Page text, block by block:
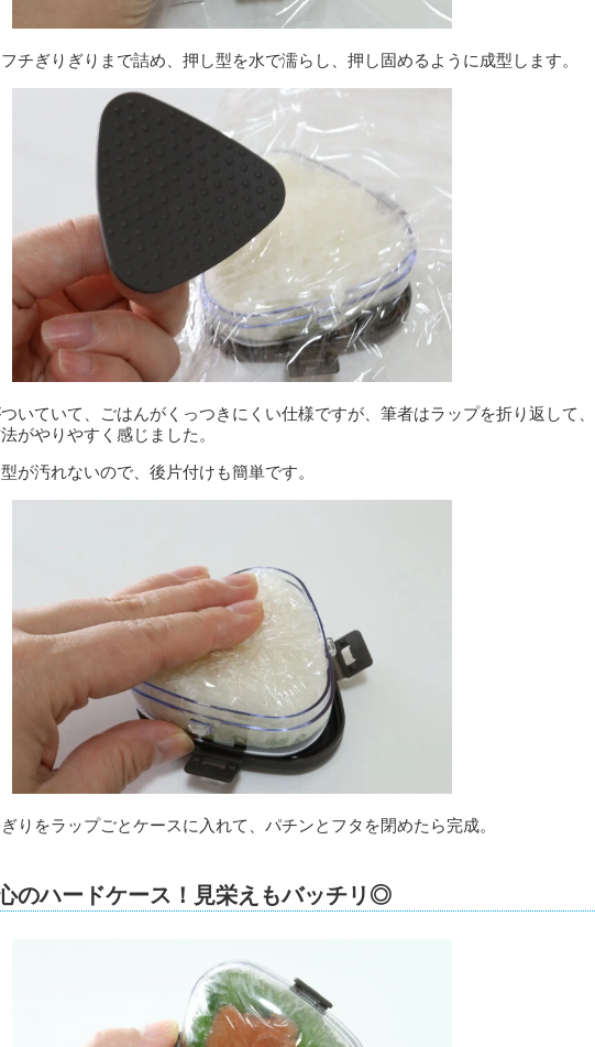
チぎりぎりまで詰め、押し型を水で濡らし、押し固めるように成型します。
いていて、ごはんがくっつきにくい仕様ですが、筆者はラップを折り返して、
がやりやすく感じました。
が汚れないので、後片付けも簡単です。
りをラップごとケースに入れて、パチンとフタを閉めたら完成。
のハードケース！見栄えもバッチリ◎